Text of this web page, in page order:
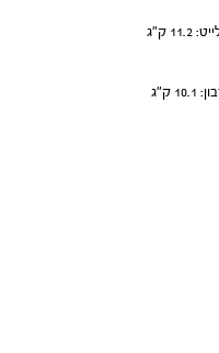
• משקל הגלשן בגימור סטארלייט: 11.2 ק”ג
• משקל הגלשן בגימור בלו קרבון: 10.1 ק”ג